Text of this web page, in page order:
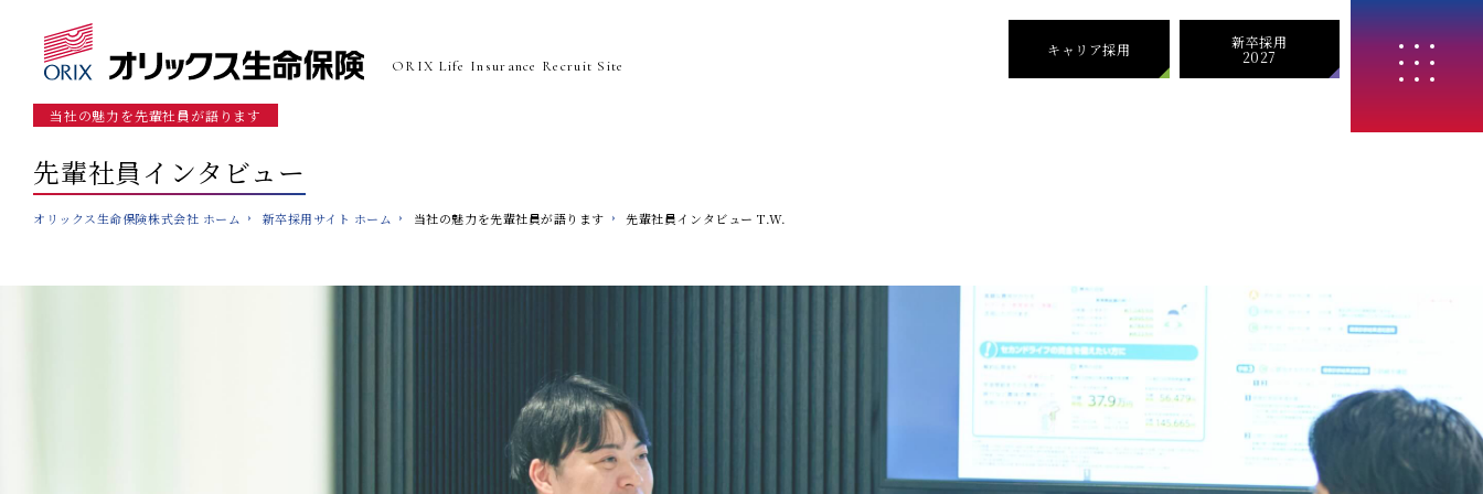
ORIX Life Insurance Recruit Site
キャリア採用
新卒採用
2027
当社の魅力を先輩社員が語ります
先輩社員インタビュー
オリックス生命保険株式会社 ホーム 新卒採用サイト ホーム 当社の魅力を先輩社員が語ります 先輩社員インタビュー T.W.